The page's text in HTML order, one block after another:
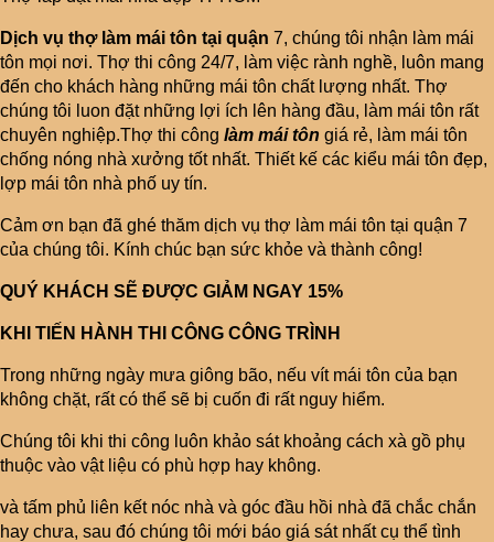
Dịch vụ thợ làm mái tôn tại quận 7, chúng tôi nhận làm mái
tôn mọi nơi. Thợ thi công 24/7, làm việc rành nghề, luôn mang
đến cho khách hàng những mái tôn chất lượng nhất. Thợ
chúng tôi luon đặt những lợi ích lên hàng đầu, làm mái tôn rất
chuyên nghiệp.Thợ thi công làm mái tôn giá rẻ, làm mái tôn
chống nóng nhà xưởng tốt nhất. Thiết kế các kiểu mái tôn đẹp,
lợp mái tôn nhà phố uy tín.
Cảm ơn bạn đã ghé thăm dịch vụ thợ làm mái tôn tại quận 7
của chúng tôi. Kính chúc bạn sức khỏe và thành công!
QUÝ KHÁCH SẼ ĐƯỢC GIẢM NGAY 15%
KHI TIẾN HÀNH THI CÔNG CÔNG TRÌNH
Trong những ngày mưa giông bão, nếu vít mái tôn của bạn
không chặt, rất có thể sẽ bị cuốn đi rất nguy hiểm.
Chúng tôi khi thi công luôn khảo sát khoảng cách xà gồ phụ
thuộc vào vật liệu có phù hợp hay không.
và tấm phủ liên kết nóc nhà và góc đầu hồi nhà đã chắc chắn
hay chưa, sau đó chúng tôi mới báo giá sát nhất cụ thể tình